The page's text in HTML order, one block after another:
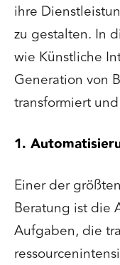
ihre
zu gestalten. In
wie Künstliche
Generation von
transformiert
1.
Einer der
Beratung ist die
Aufgaben, die